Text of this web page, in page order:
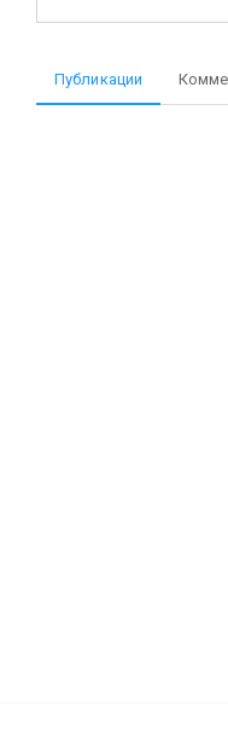
Публикации